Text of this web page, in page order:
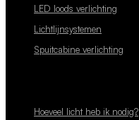
LED loods verlichting
Lichtlijnsystemen
Spuitcabine verlichting
Hoeveel licht heb ik nodig?